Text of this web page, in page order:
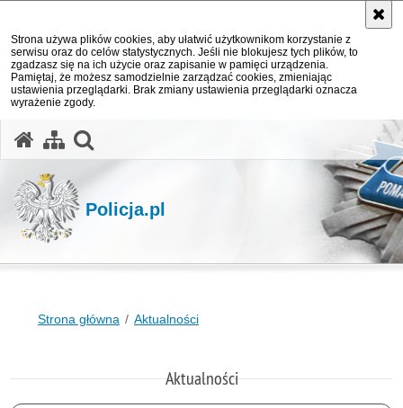
Strona używa plików cookies, aby ułatwić użytkownikom korzystanie z
serwisu oraz do celów statystycznych. Jeśli nie blokujesz tych plików, to
zgadzasz się na ich użycie oraz zapisanie w pamięci urządzenia.
Pamiętaj, że możesz samodzielnie zarządzać cookies, zmieniając
ustawienia przeglądarki. Brak zmiany ustawienia przeglądarki oznacza
wyrażenie zgody.
Policja.pl
Strona główna Aktualności
Aktualności